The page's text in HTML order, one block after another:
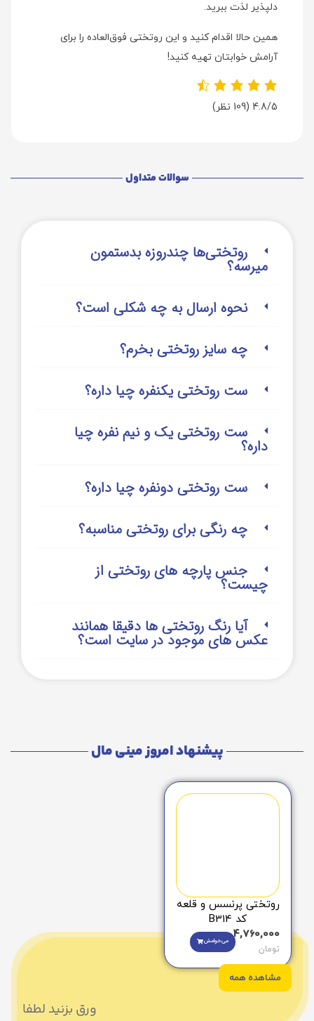
دلپذیر لذت ببرید.
همین حالا اقدام کنید و این روتختی فوق‌العاده را برای
آرامش خوابتان تهیه کنید!
4.8/5 (109 نظر)
سوالات متداول
روتختی‌‌ها چندروزه بدستمون
میرسه؟
نحوه ارسال به چه شکلی است؟
چه سایز روتختی بخرم؟
ست روتختی یکنفره چیا داره؟
ست روتختی یک و نیم نفره چیا
داره؟
ست روتختی دونفره چیا داره؟
چه رنگی برای روتختی مناسبه؟
جنس پارچه های روتختی از
چیست؟
آیا رنگ روتختی ها دقیقا همانند
عکس های موجود در سایت است؟
پیشنهاد امروز مینی مال
روتختی پرنسس و قلعه
کد B314
4,760,000
تومان
می‌خوامش
مشاهده همه
ورق بزنید لطفا